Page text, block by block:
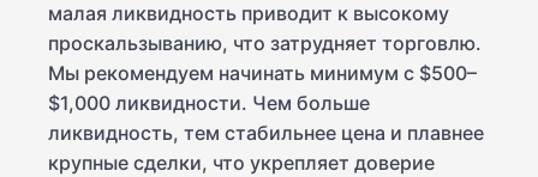
малая ликвидность приводит к высокому
проскальзыванию, что затрудняет торговлю.
Мы рекомендуем начинать минимум с $500–
$1,000 ликвидности. Чем больше
ликвидность, тем стабильнее цена и плавнее
крупные сделки, что укрепляет доверие